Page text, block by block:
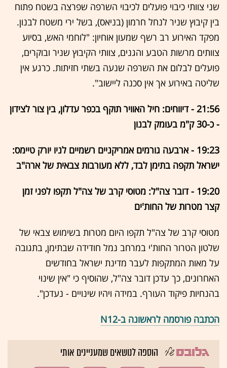
שני צוותי כיבוי פועלים לכיבוי השרפה שפרצה בשטח פתוח
בין קיבוץ שניר לנחל חרמון (בניאס), בשל ירי משטח לבנון.
מפקד האירוע רב רשף שמעון אוחיון: "לוחמי האש, בסיוע
צוותים מרשות הטבע והגנים, צוותי הקיבוץ שניר ובוקרים,
פועלים לבלום את השרפה שנעה בשתי חזיתות. כרגע אין
שליטה באירוע אך אין סכנה ליישוב".
21:56 - דיווחים: חיל האוויר תוקף
בכפר עדלון, בין צור לצידון
- כ-30 ק"מ בעומק לבנון
19:23 - ארבעה גורמים אמריקניים רשמיים לניו יורק טיימס:
ישראל תקפה בתימן לבד, ללא מעורבות צבאית של ארה"ב
19:20 - דובר צה"ל: מטוסי קרב של צה"ל תקפו לפני זמן
קצר מטרות של החות'ים
מטוסי קרב של צה"ל תקפו היום מטרות בשימוש צבאי של
שלטון הטרור החות'י במרחב נמל חודידה שבתימן, בתגובה
על מאות המתקפות לעבר מדינת ישראל בחודשים
האחרונים, כך עדכן דובר צה"ל, שהוסיף כי "אין שינוי
בהנחיות פיקוד העורף. במידה ויהיו שינויים - נעדכן".
הכתבה פורסמה לראשונה ב-N12
הוספה לנושאים שמעניינים אותי